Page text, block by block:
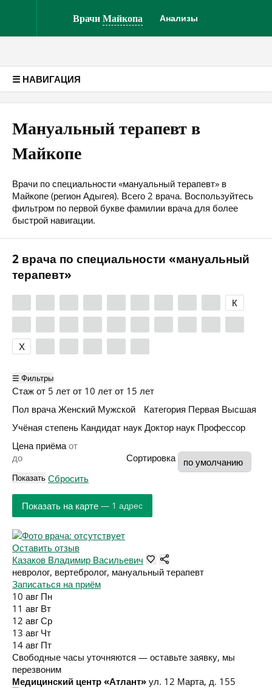
ВрачиМайкопа Анализы
☰ НАВИГАЦИЯ
Мануальный терапевт в
Майкопе
Врачи по специальности «мануальный терапевт» в
Майкопе (регион Адыгея). Всего 2 врача. Воспользуйтесь
фильтром по первой букве фамилии врача для более
быстрой навигации.
2 врача по специальности «мануальный
терапевт»
К
Х
☰ Фильтры
Стаж от 5 лет от 10 лет от 15 лет
Пол врача Женский Мужской Категория Первая Высшая
Учёная степень Кандидат наук Доктор наук Профессор
Цена приёма
Сортировка
Показать Сбросить
Показать на карте — 1 адрес
Оставить отзыв
Казаков Владимир Васильевич
невролог, вертебролог, мануальный терапевт
Записаться на приём
10 авг Пн
11 авг Вт
12 авг Ср
13 авг Чт
14 авг Пт
Свободные часы уточняются — оставьте заявку, мы
перезвоним
Медицинский центр «Атлант» ул. 12 Марта, д. 155